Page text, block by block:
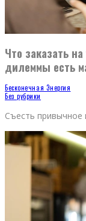
Что заказать
дилеммы есть
Бесконечная Энергия
Без рубрики
Съесть привычное